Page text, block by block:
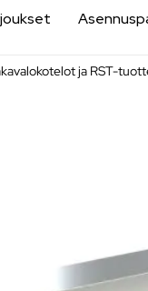
ja RST-